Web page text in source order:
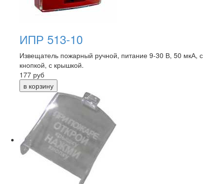
ИПР 513-10
Извещатель пожарный ручной, питание 9-30 В, 50 мкА, с
кнопкой, с крышкой.
177 руб